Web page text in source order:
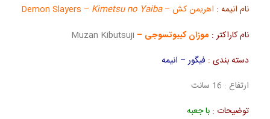
نام انیمه : اهریمن کش – Demon Slayers –Kimetsu no Yaiba
نام کاراکتر : موزان کیبوتسوجی – Muzan Kibutsuji
دسته بندی : فیگور – انیمه
ارتفاع : 16 سانت
توضیحات : با جعبه